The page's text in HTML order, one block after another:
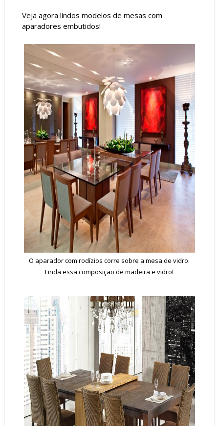
Veja agora lindos modelos de mesas com
aparadores embutidos!
O aparador com rodízios corre sobre a mesa de vidro.
Linda essa composição de madeira e vidro!